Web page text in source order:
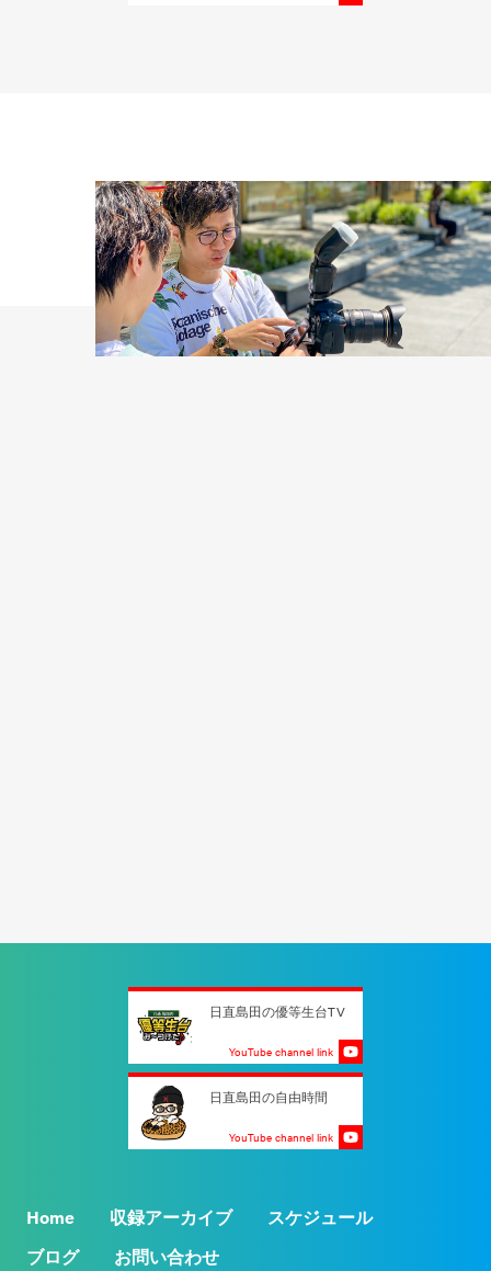
日直島田の優等生台TV
YouTube channel link
日直島田の自由時間
YouTube channel link
Home 収録アーカイブ
スケジュール
ブログ
お問い合わせ